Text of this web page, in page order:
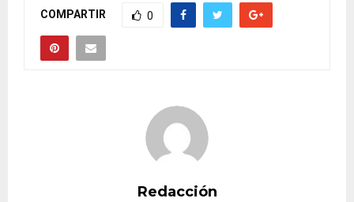
COMPARTIR 0
Redacción